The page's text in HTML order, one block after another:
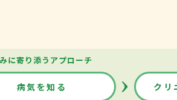
に寄り添うアプローチ
病気を知る クリ